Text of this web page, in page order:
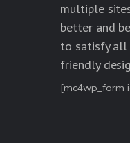
multiple
better and
to satisfy all
friendly
[mc4wp_form